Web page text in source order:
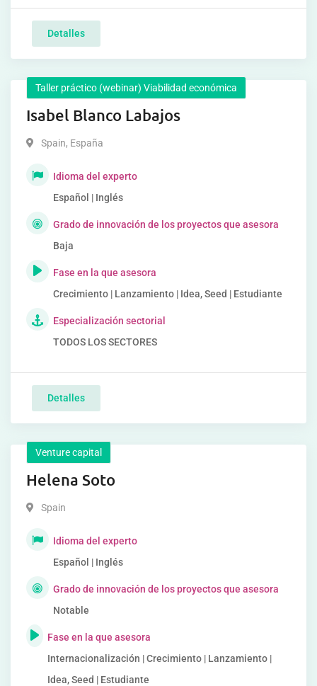
Detalles
Taller práctico (webinar) Viabilidad económica
Isabel Blanco Labajos
Spain, España
Idioma del experto
Español | Inglés
Grado de innovación de los proyectos que asesora
Baja
Fase en la que asesora
Crecimiento | Lanzamiento | Idea, Seed | Estudiante
Especialización sectorial
TODOS LOS SECTORES
Detalles
Venture capital
Helena Soto
Spain
Idioma del experto
Español | Inglés
Grado de innovación de los proyectos que asesora
Notable
Fase en la que asesora
Internacionalización | Crecimiento | Lanzamiento |
Idea, Seed | Estudiante